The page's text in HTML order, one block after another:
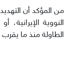
من المؤكد أن
النووية
الطاولة منذ ما يقرب من 20